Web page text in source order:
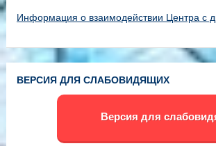
Информация о взаимодействии Центра с
ВЕРСИЯ ДЛЯ СЛАБОВИДЯЩИХ
Версия для